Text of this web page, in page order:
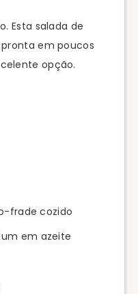
Esta salada de
em poucos
opção.
frade cozido
em azeite